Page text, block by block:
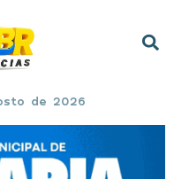
de 2026